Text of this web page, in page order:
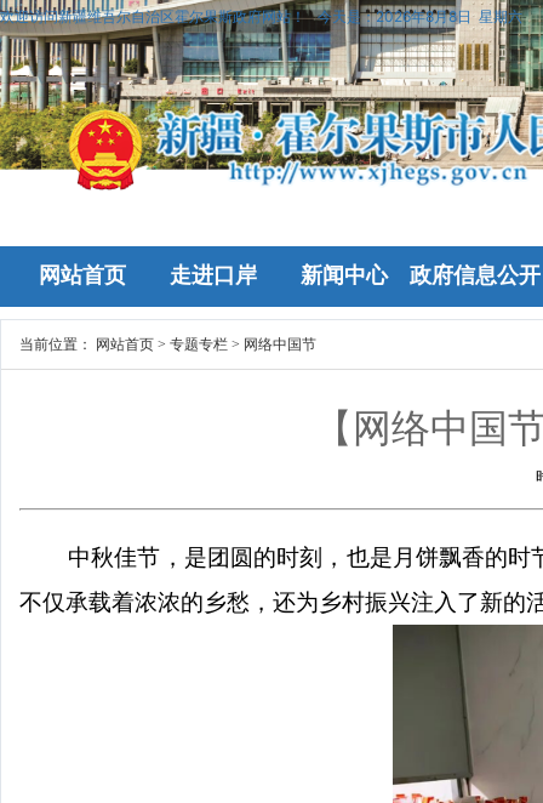
欢迎访问新疆维吾尔自治区霍尔果斯政府网站！ 今天是：2026年8月8日 星期六
网站首页 走进口岸 新闻中心 政府信息公开
当前位置： 网站首页 > 专题专栏 > 网络中国节
【网络中国
中秋佳节，是团圆的时刻，也是月饼飘香的时
不仅承载着浓浓的乡愁，还为乡村振兴注入了新的